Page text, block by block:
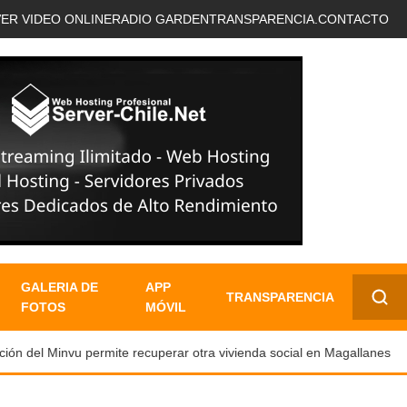
VIDEO ONLINERADIO GARDENTRANSPARENCIA. CONTACTO
GALERIA DE
FOTOS
APP
MÓVIL
TRANSPARENCIA
✕
Minvu permite recuperar otra vivienda social en Magallanes